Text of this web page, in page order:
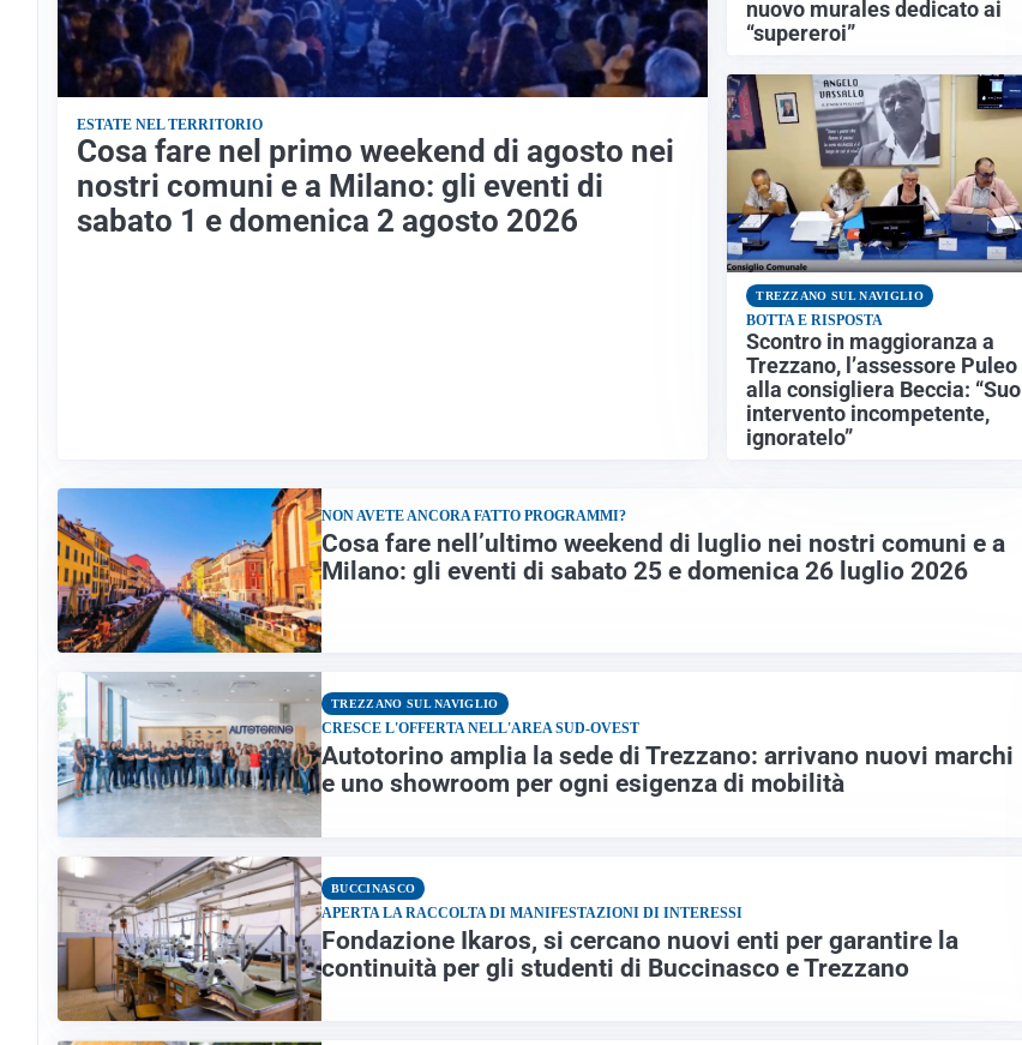
ESTATE NEL TERRITORIO
Cosa fare nel primo weekend di agosto nei
nostri comuni e a Milano: gli eventi di
sabato 1 e domenica 2 agosto 2026
nuovo murales dedicato ai
“supereroi”
TREZZANO SUL NAVIGLIO
BOTTA E RISPOSTA
Scontro in maggioranza a
Trezzano, l’assessore Puleo
alla consigliera Beccia: “Suo
intervento incompetente,
ignoratelo”
NON AVETE ANCORA FATTO PROGRAMMI?
Cosa fare nell’ultimo weekend di luglio nei nostri comuni e a
Milano: gli eventi di sabato 25 e domenica 26 luglio 2026
TREZZANO SUL NAVIGLIO
CRESCE L'OFFERTA NELL'AREA SUD-OVEST
Autotorino amplia la sede di Trezzano: arrivano nuovi marchi
e uno showroom per ogni esigenza di mobilità
BUCCINASCO
APERTA LA RACCOLTA DI MANIFESTAZIONI DI INTERESSI
Fondazione Ikaros, si cercano nuovi enti per garantire la
continuità per gli studenti di Buccinasco e Trezzano